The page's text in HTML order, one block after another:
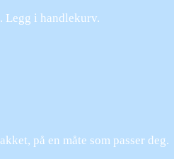
Legg i handlekurv.
på en måte som passer deg.